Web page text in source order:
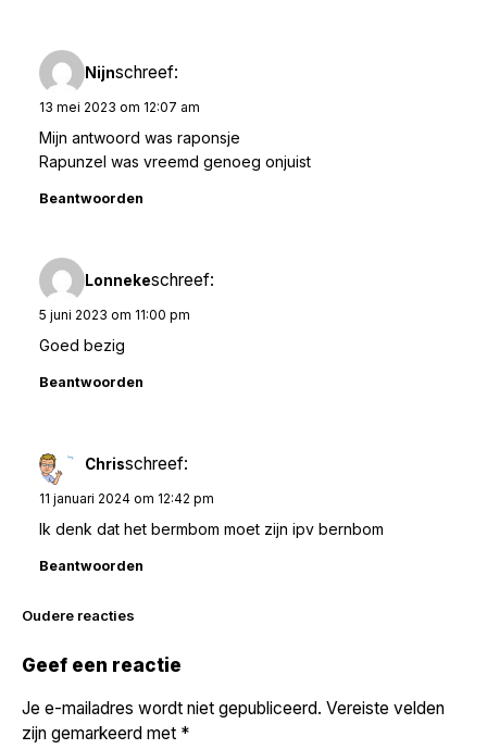
Nijnschreef:
13 mei 2023 om 12:07 am
Mijn antwoord was raponsje
Rapunzel was vreemd genoeg onjuist
Beantwoorden
Lonnekeschreef:
5 juni 2023 om 11:00 pm
Goed bezig
Beantwoorden
Chrisschreef:
11 januari 2024 om 12:42 pm
Ik denk dat het bermbom moet zijn ipv bernbom
Beantwoorden
Reacties
Oudere reacties
Geef een reactie
Je e-mailadres wordt niet gepubliceerd. Vereiste velden
zijn gemarkeerd met *